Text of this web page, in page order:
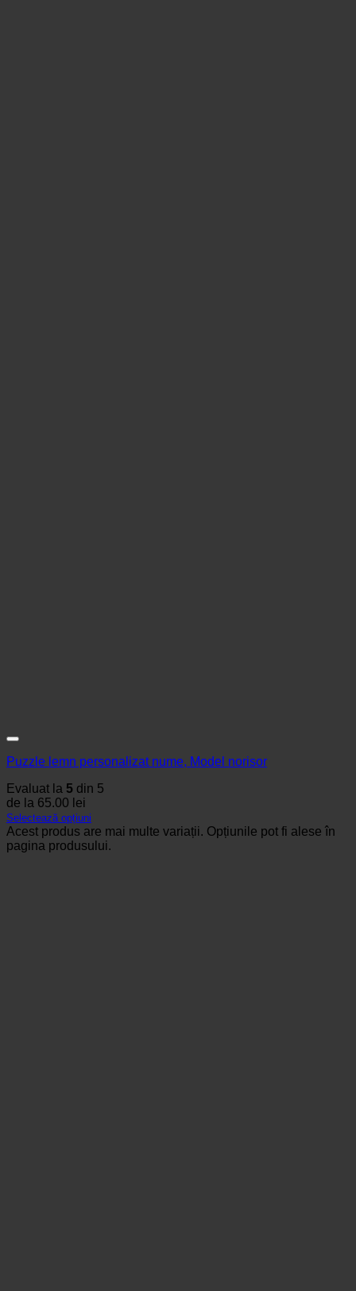
Puzzle lemn personalizat nume, Model norisor
Evaluat la 5 din 5
de la 65.00 lei
Selectează opțiuni
Acest produs are mai multe variații. Opțiunile pot fi alese în
pagina produsului.